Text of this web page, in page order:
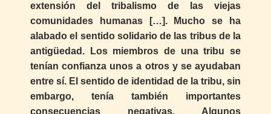
extensión del tribalismo de las viejas
comunidades humanas […]. Mucho se ha
alabado el sentido solidario de las tribus de la
antigüedad. Los miembros de una tribu se
tenían confianza unos a otros y se ayudaban
entre sí. El sentido de identidad de la tribu, sin
embargo, tenía también importantes
consecuencias negativas. Algunos